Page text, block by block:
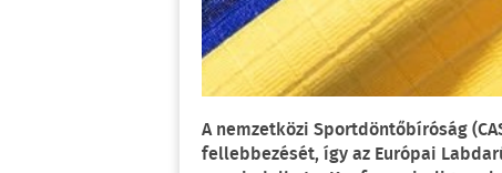
A nemzetközi Sportdöntőbíróság
fellebbezését, így az Európai